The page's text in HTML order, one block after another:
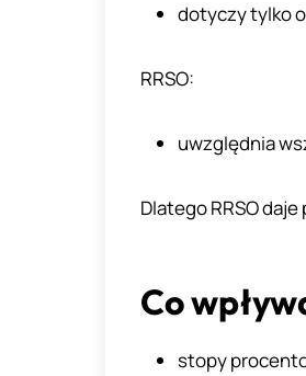
dotyczy tylko
RRSO:
uwzględnia
Dlatego RRSO
Co
stopy